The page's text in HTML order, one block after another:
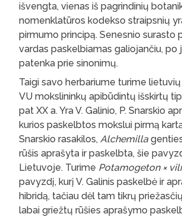
išvengta, vienas iš pagrindinių
nomenklatūros kodekso straipsnių
pirmumo principą. Senesnio surasto
vardas paskelbiamas galiojančiu, po
patenka prie sinonimų.
Taigi savo herbariume turime
VU mokslininkų apibūdintų išskirtų
pat XX a. Yra V. Galinio, P. Snarskio
kurios paskelbtos mokslui pirmą
Snarskio rasakilos, Alchemilla
rūšis aprašyta ir paskelbta, šie
Lietuvoje. Turime Potamogeton ×
pavyzdį, kurį V. Galinis paskelbė ir
hibridą, tačiau dėl tam tikrų
labai griežtų rūšies aprašymo